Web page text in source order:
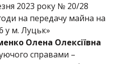
2023 року № 20/28
на передачу майна на
у м. Луцьк»
Олена Олексіївна
справами –